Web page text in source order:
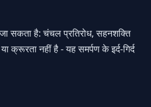
सकता है: चंचल प्रतिरोध, सहनशक्ति
नहीं है - यह समर्पण के इर्द-गिर्द